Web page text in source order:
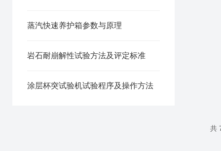
蒸汽快速养护箱参数与原理
岩石耐崩解性试验方法及评定标准
涂层杯突试验机试验程序及操作方法
共